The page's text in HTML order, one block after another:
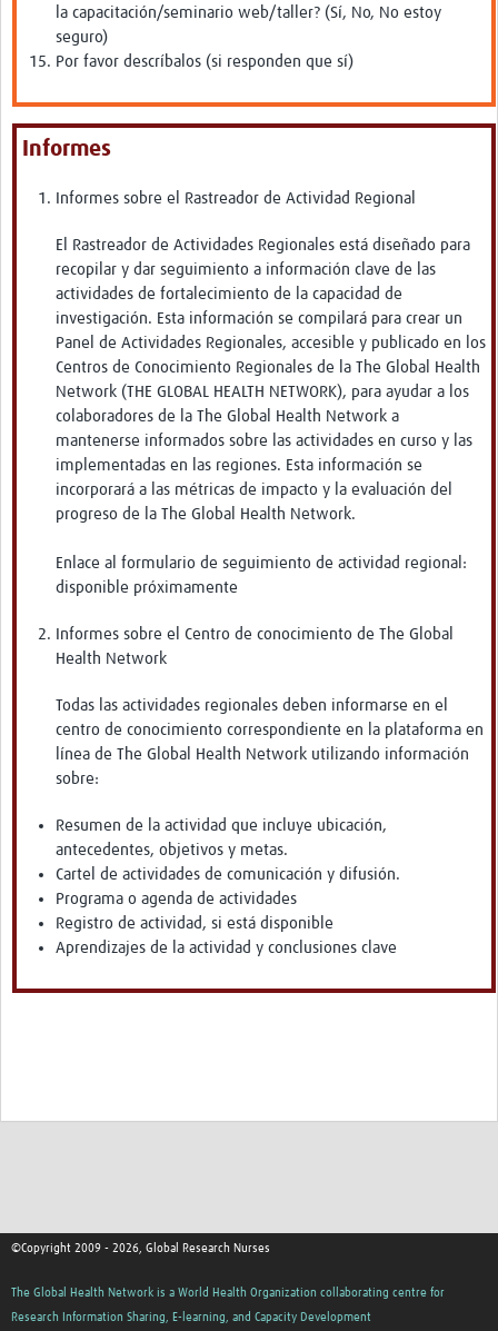
la capacitación/seminario web/taller? (Sí, No, No estoy
seguro)
Por favor descríbalos (si responden que sí)
Informes
Informes sobre el Rastreador de Actividad Regional
El Rastreador de Actividades Regionales está diseñado para
recopilar y dar seguimiento a información clave de las
actividades de fortalecimiento de la capacidad de
investigación. Esta información se compilará para crear un
Panel de Actividades Regionales, accesible y publicado en los
Centros de Conocimiento Regionales de la The Global Health
Network (THE GLOBAL HEALTH NETWORK), para ayudar a los
colaboradores de la The Global Health Network a
mantenerse informados sobre las actividades en curso y las
implementadas en las regiones. Esta información se
incorporará a las métricas de impacto y la evaluación del
progreso de la The Global Health Network.
Enlace al formulario de seguimiento de actividad regional:
disponible próximamente
Informes sobre el Centro de conocimiento de The Global
Health Network
Todas las actividades regionales deben informarse en el
centro de conocimiento correspondiente en la plataforma en
línea de The Global Health Network utilizando información
sobre:
Resumen de la actividad que incluye ubicación,
antecedentes, objetivos y metas.
Cartel de actividades de comunicación y difusión.
Programa o agenda de actividades
Registro de actividad, si está disponible
Aprendizajes de la actividad y conclusiones clave
©Copyright 2009 - 2026, Global Research Nurses
The Global Health Network is a World Health Organization collaborating centre for
Research Information Sharing, E-learning, and Capacity Development